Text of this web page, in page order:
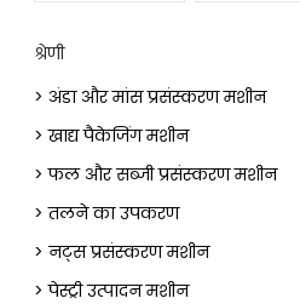
श्रेणी
> अंडा और मांस प्रसंस्करण मशीन
> खाद्य पैकेजिंग मशीन
> फल और सब्जी प्रसंस्करण मशीन
> तलने का उपकरण
> नट्स प्रसंस्करण मशीन
> पेस्ट्री उत्पादन मशीन